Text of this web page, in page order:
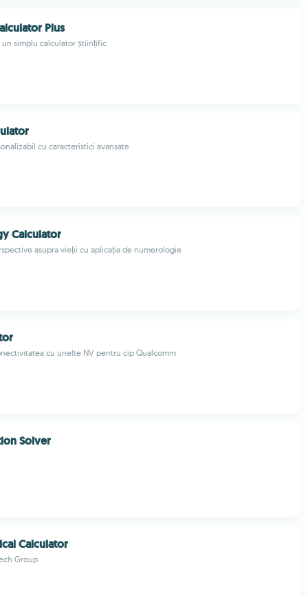
Plus
un simplu calculator științific
cu caracteristici avansate
Calculator
asupra vieții cu aplicația de numerologie
cu unelte NV pentru cip Qualcomm
Solver
Calculator
Group